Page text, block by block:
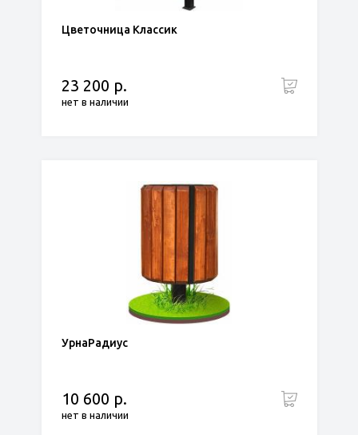
Цветочница Классик
23 200 р.
нет в наличии
УрнаРадиус
10 600 р.
нет в наличии